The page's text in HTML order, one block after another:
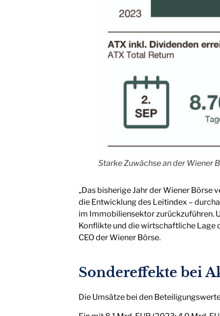
Starke Zuwächse an der Wiener
„Das bisherige Jahr der Wiener Börse
die Entwicklung des Leitindex –
im Immobiliensektor zurückzuführen.
Konflikte und die wirtschaftliche Lage
CEO der Wiener Börse.
Sondereffekte bei
Die Umsätze bei den